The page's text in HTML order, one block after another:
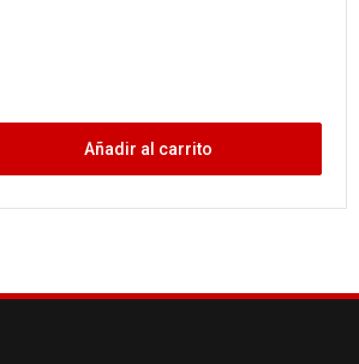
Añadir al carrito